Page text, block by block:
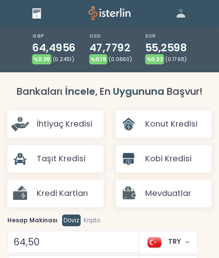
| Blog | Giriş
GBP
64,4956
%0.38 (0.2451)
USD
47,7792
%0.18 (0.0860)
EUR
55,2598
%0.32 (0.1768)
Bankaları İncele, En Uygununa Başvur!
İhtiyaç Kredisi Konut Kredisi
Taşıt Kredisi Kobi Kredisi
Kredi Kartları Mevduatlar
Hesap Makinası Döviz Kripto
TRY